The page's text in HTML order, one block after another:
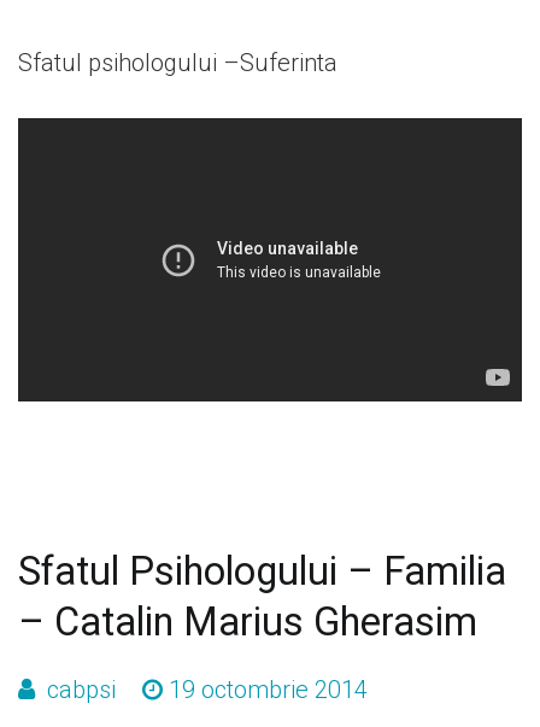
Sfatul psihologului –Suferinta
Sfatul Psihologului – Familia
– Catalin Marius Gherasim
cabpsi 19 octombrie 2014